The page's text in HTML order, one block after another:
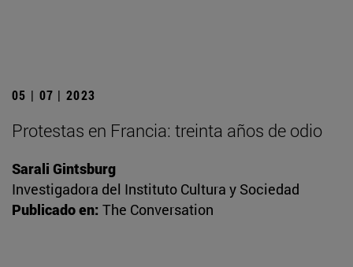
05 | 07 | 2023
Protestas en Francia: treinta años de odio
Sarali Gintsburg
Investigadora del Instituto Cultura y Sociedad
Publicado en: The Conversation